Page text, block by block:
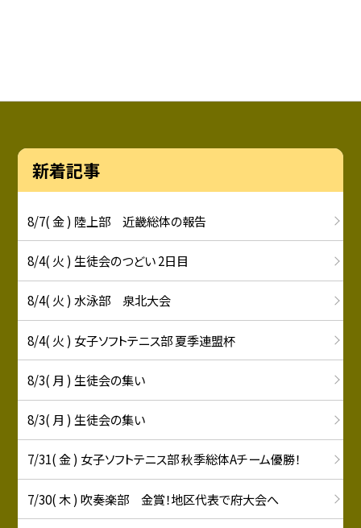
新着記事
8/7( 金 ) 陸上部 近畿総体の報告
8/4( 火 ) 生徒会のつどい 2日目
8/4( 火 ) 水泳部 泉北大会
8/4( 火 ) 女子ソフトテニス部 夏季連盟杯
8/3( 月 ) 生徒会の集い
8/3( 月 ) 生徒会の集い
7/31( 金 ) 女子ソフトテニス部 秋季総体Aチーム優勝！
7/30( 木 ) 吹奏楽部 金賞！地区代表で府大会へ